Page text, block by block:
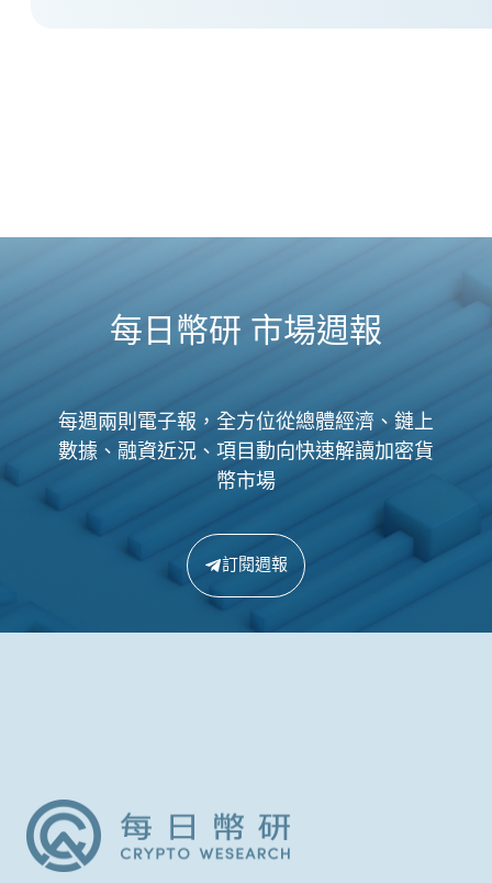
每日幣研 市場週報
每週兩則電子報，全方位從總體經濟、鏈上
數據、融資近況、項目動向快速解讀加密貨
幣市場
訂閱週報